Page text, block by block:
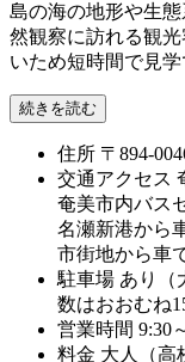
島の海の地形や生
然観察に訪れる観
いため短時間で見学
続きを読む
住所 〒894-
交通アクセス
奄美市内バス
名瀬新港から
市街地から車
駐車場 あり（
数はおおむね
営業時間 9:30
料金 大人（高